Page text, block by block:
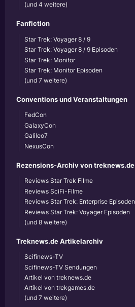
(und 4 weitere)
Fanfiction
Star Trek: Voyager 8 / 9
Star Trek: Voyager 8 / 9 Episoden
Star Trek: Monitor
Star Trek: Monitor Episoden
(und 7 weitere)
Conventions und Veranstaltungen
FedCon
GalaxyCon
Galileo7
NexusCon
Rezensions-Archiv von treknews.de
Reviews Star Trek Filme
Reviews SciFi-Filme
Reviews Star Trek: Enterprise Episoden
Reviews Star Trek: Voyager Episoden
(und 8 weitere)
Treknews.de Artikelarchiv
Scifinews-TV
Scifinews-TV Sendungen
Artikel von treknews.de
Artikel von trekgames.de
(und 7 weitere)